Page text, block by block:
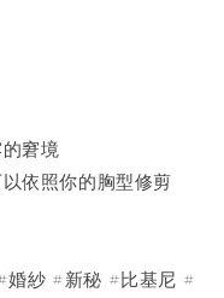
窘境
依照你的胸型修剪
紗 #新秘 #比基尼 #